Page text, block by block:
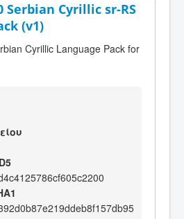
Serbian Cyrillic sr-RS
(v1)
Cyrillic Language Pack for